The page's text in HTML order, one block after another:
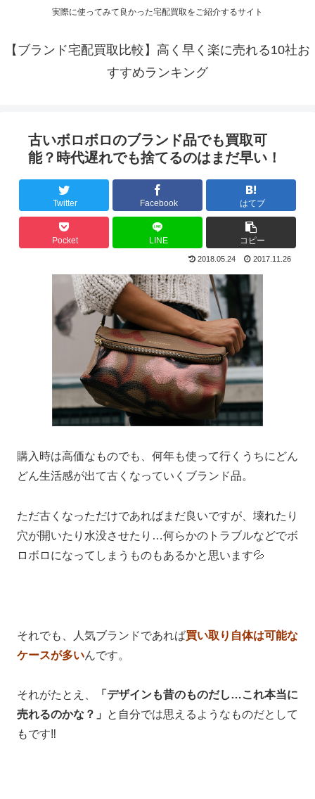
実際に使ってみて良かった宅配買取をご紹介するサイト
【ブランド宅配買取比較】高く早く楽に売れる10社お
すすめランキング
古いボロボロのブランド品でも買取可
能？時代遅れでも捨てるのはまだ早い！
Twitter Facebook はてブ
Pocket LINE コピー
2018.05.24 2017.11.26
購入時は高価なものでも、何年も使って行くうちにどん
どん生活感が出て古くなっていくブランド品。
ただ古くなっただけであればまだ良いですが、壊れたり
穴が開いたり水没させたり…何らかのトラブルなどでボ
ロボロになってしまうものもあるかと思います💦
それでも、人気ブランドであれば買い取り自体は可能な
ケースが多いんです。
それがたとえ、
「デザインも昔のものだし…これ本当に
売れるのかな？」
と自分では思えるようなものだとして
もです‼